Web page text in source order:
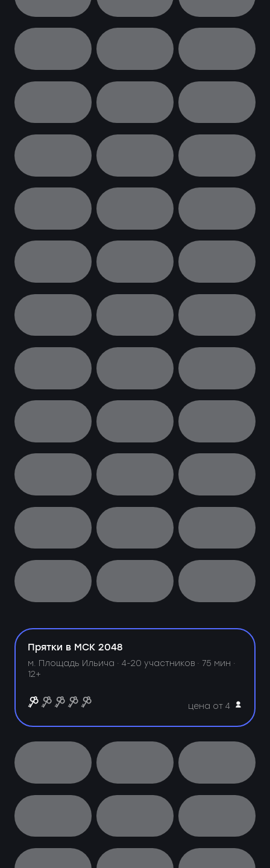
Прятки в МСК 2048
м. Площадь Ильича ·4-20 участников · 75 мин ·
12+
цена от 4